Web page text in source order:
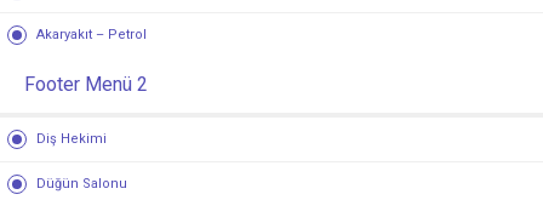
Akaryakıt – Petrol
Footer Menü 2
Diş Hekimi
Düğün Salonu